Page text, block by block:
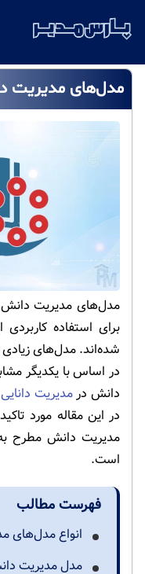
مدل‌های مدیریت
برای استفاده
شده‌اند. مدل‌های زیادی
در اساس با یکدیگر
دانش درمدیریت دانایی
در این مقاله مورد
مدیریت دانش مطرح
است.
فهرست مطالب
انواع مدل‌های
مدل مدیریت